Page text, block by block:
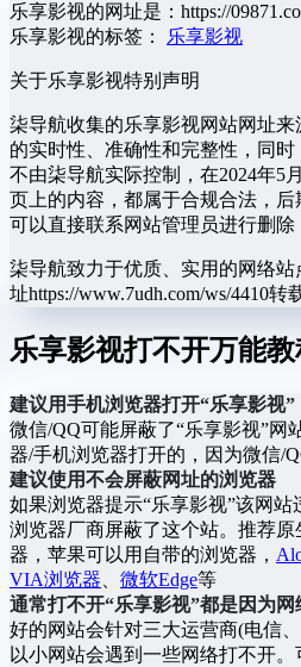
乐享影视的网址是：https://
乐享影视的标签：
乐享影视
关于乐享影视特别声明
柒导航收集的乐享影视网站网址
的实时性、准确性和完整性，同时
不由柒导航实际控制，在2024年5
页上的内容，都属于合规合法，后
可以直接联系网站管理员进行删除
柒导航致力于优质、实用的网络站
址https://www.7udh.com/ws/4410转
乐享影视打不开万能教
建议用手机浏览器打开“乐享影视”
微信/QQ可能屏蔽了“乐享影视”网
器/手机浏览器打开的，因为微信/
建议使用不会屏蔽网址的浏览器
如果浏览器提示“乐享影视”该网
浏览器厂商屏蔽了这个站。推荐
器，苹果可以用自带的浏览器，
VIA浏览器
微软Edge等
通常打不开“乐享影视”都是因为网
好的网站会针对三大运营商(电信
以小网站会遇到一些网络打不开